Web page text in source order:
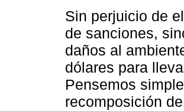
Sin perjuicio de
de sanciones,
daños al
dólares para
Pensemos
recomposición